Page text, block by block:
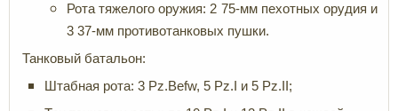
Рота тяжелого оружия: 2 75-мм пехотных орудия и
3 37-мм противотанковых пушки.
Танковый батальон:
Штабная рота: 3 Pz.Befw, 5 Pz.I и 5 Pz.II;